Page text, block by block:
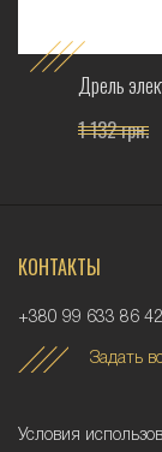
Дрель
1 132 грн.
КОНТАКТЫ
+380 99 633 86 42
Задать
Условия